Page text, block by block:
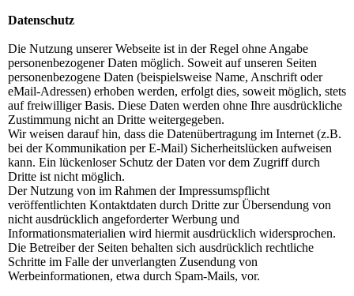
Datenschutz
Die Nutzung unserer Webseite ist in der Regel ohne Angabe
personenbezogener Daten möglich. Soweit auf unseren Seiten
personenbezogene Daten (beispielsweise Name, Anschrift oder
eMail-Adressen) erhoben werden, erfolgt dies, soweit möglich, stets
auf freiwilliger Basis. Diese Daten werden ohne Ihre ausdrückliche
Zustimmung nicht an Dritte weitergegeben.
Wir weisen darauf hin, dass die Datenübertragung im Internet (z.B.
bei der Kommunikation per E-Mail) Sicherheitslücken aufweisen
kann. Ein lückenloser Schutz der Daten vor dem Zugriff durch
Dritte ist nicht möglich.
Der Nutzung von im Rahmen der Impressumspflicht
veröffentlichten Kontaktdaten durch Dritte zur Übersendung von
nicht ausdrücklich angeforderter Werbung und
Informationsmaterialien wird hiermit ausdrücklich widersprochen.
Die Betreiber der Seiten behalten sich ausdrücklich rechtliche
Schritte im Falle der unverlangten Zusendung von
Werbeinformationen, etwa durch Spam-Mails, vor.